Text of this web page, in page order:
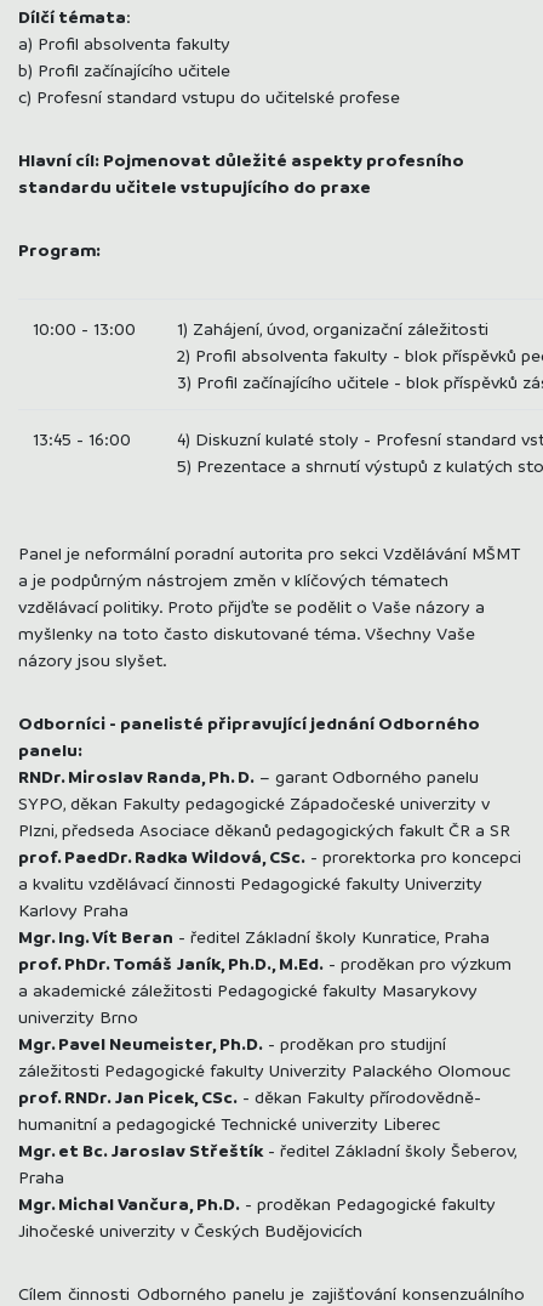
Dílčí témata:
a) Profil absolventa fakulty
b) Profil začínajícího učitele
c) Profesní standard vstupu do učitelské profese
Hlavní cíl: Pojmenovat důležité aspekty profesního
standardu učitele vstupujícího do praxe
Program:
10:00 - 13:00
1) Zahájení, úvod, organizační záležitosti
2) Profil absolventa fakulty - blok příspěvků
3) Profil začínajícího učitele - blok příspěvků
13:45 - 16:00
4) Diskuzní kulaté stoly - Profesní standard
5) Prezentace a shrnutí výstupů z kulatých
Panel je neformální poradní autorita pro sekci Vzdělávání MŠMT
a je podpůrným nástrojem změn v klíčových tématech
vzdělávací politiky. Proto přijďte se podělit o Vaše názory a
myšlenky na toto často diskutované téma. Všechny Vaše
názory jsou slyšet.
Odborníci - panelisté připravující jednání Odborného
panelu:
RNDr. Miroslav Randa, Ph. D. – garant Odborného panelu
SYPO, děkan Fakulty pedagogické Západočeské univerzity v
Plzni, předseda Asociace děkanů pedagogických fakult ČR a SR
prof. PaedDr. Radka Wildová, CSc. - prorektorka pro koncepci
a kvalitu vzdělávací činnosti Pedagogické fakulty Univerzity
Karlovy Praha
Mgr. Ing. Vít Beran - ředitel Základní školy Kunratice, Praha
prof. PhDr. Tomáš Janík, Ph.D., M.Ed. - proděkan pro výzkum
a akademické záležitosti Pedagogické fakulty Masarykovy
univerzity Brno
Mgr. Pavel Neumeister, Ph.D. - proděkan pro studijní
záležitosti Pedagogické fakulty Univerzity Palackého Olomouc
prof. RNDr. Jan Picek, CSc. - děkan Fakulty přírodovědně-
humanitní a pedagogické Technické univerzity Liberec
Mgr. et Bc. Jaroslav Střeštík - ředitel Základní školy Šeberov,
Praha
Mgr. Michal Vančura, Ph.D. - proděkan Pedagogické fakulty
Jihočeské univerzity v Českých Budějovicích
Cílem činnosti Odborného panelu je zajišťování konsenzuálního